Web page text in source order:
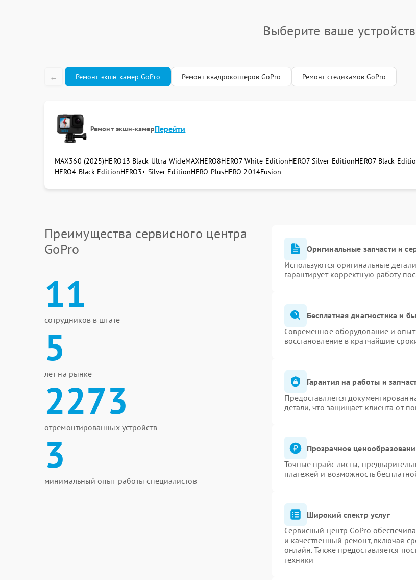
Выберите ваше
← Ремонт экшн-камер GoPro Ремонт квадрокоптеров GoPro Ремонт стедикамов GoPro
Ремонт экшн-камерПерейти
MAX360 (2025)HERO13 Black Ultra‑WideMAXHERO8HERO7 White EditionHERO7 Silver EditionHERO7 Black
HERO4 Black EditionHERO3+ Silver EditionHERO PlusHERO 2014Fusion
Преимущества сервисного центра
GoPro
11
сотрудников в штате
5
лет на рынке
2273
отремонтированных устройств
3
минимальный опыт работы специалистов
Оригинальные запчасти и
Используются оригинальные
гарантирует корректную работу
Бесплатная диагностика и
Современное оборудование и опыт
восстановление в кратчайшие
Гарантия на работы и
Предоставляется
детали, что защищает клиента от
Прозрачное
Точные прайс-листы,
платежей и возможность
Широкий спектр услуг
Сервисный центр GoPro
и качественный ремонт, включая
онлайн. Также предоставляется
техники